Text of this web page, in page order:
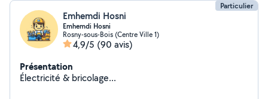
Particulier
Emhemdi Hosni
Emhemdi Hosni
Rosny-sous-Bois (Centre Ville 1)
4,9/5 (90 avis)
Présentation
Électricité & bricolage...